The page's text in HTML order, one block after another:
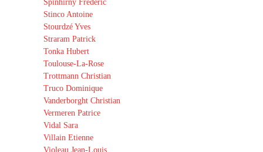
Spinhirny Frédéric
Stinco Antoine
Stourdzé Yves
Straram Patrick
Tonka Hubert
Toulouse-La-Rose
Trottmann Christian
Truco Dominique
Vanderborght Christian
Vermeren Patrice
Vidal Sara
Villain Etienne
Violeau Jean-Louis